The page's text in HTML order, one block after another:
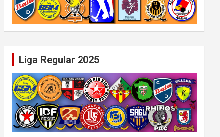
Liga Regular 2025